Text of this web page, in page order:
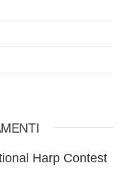
Harp Contest